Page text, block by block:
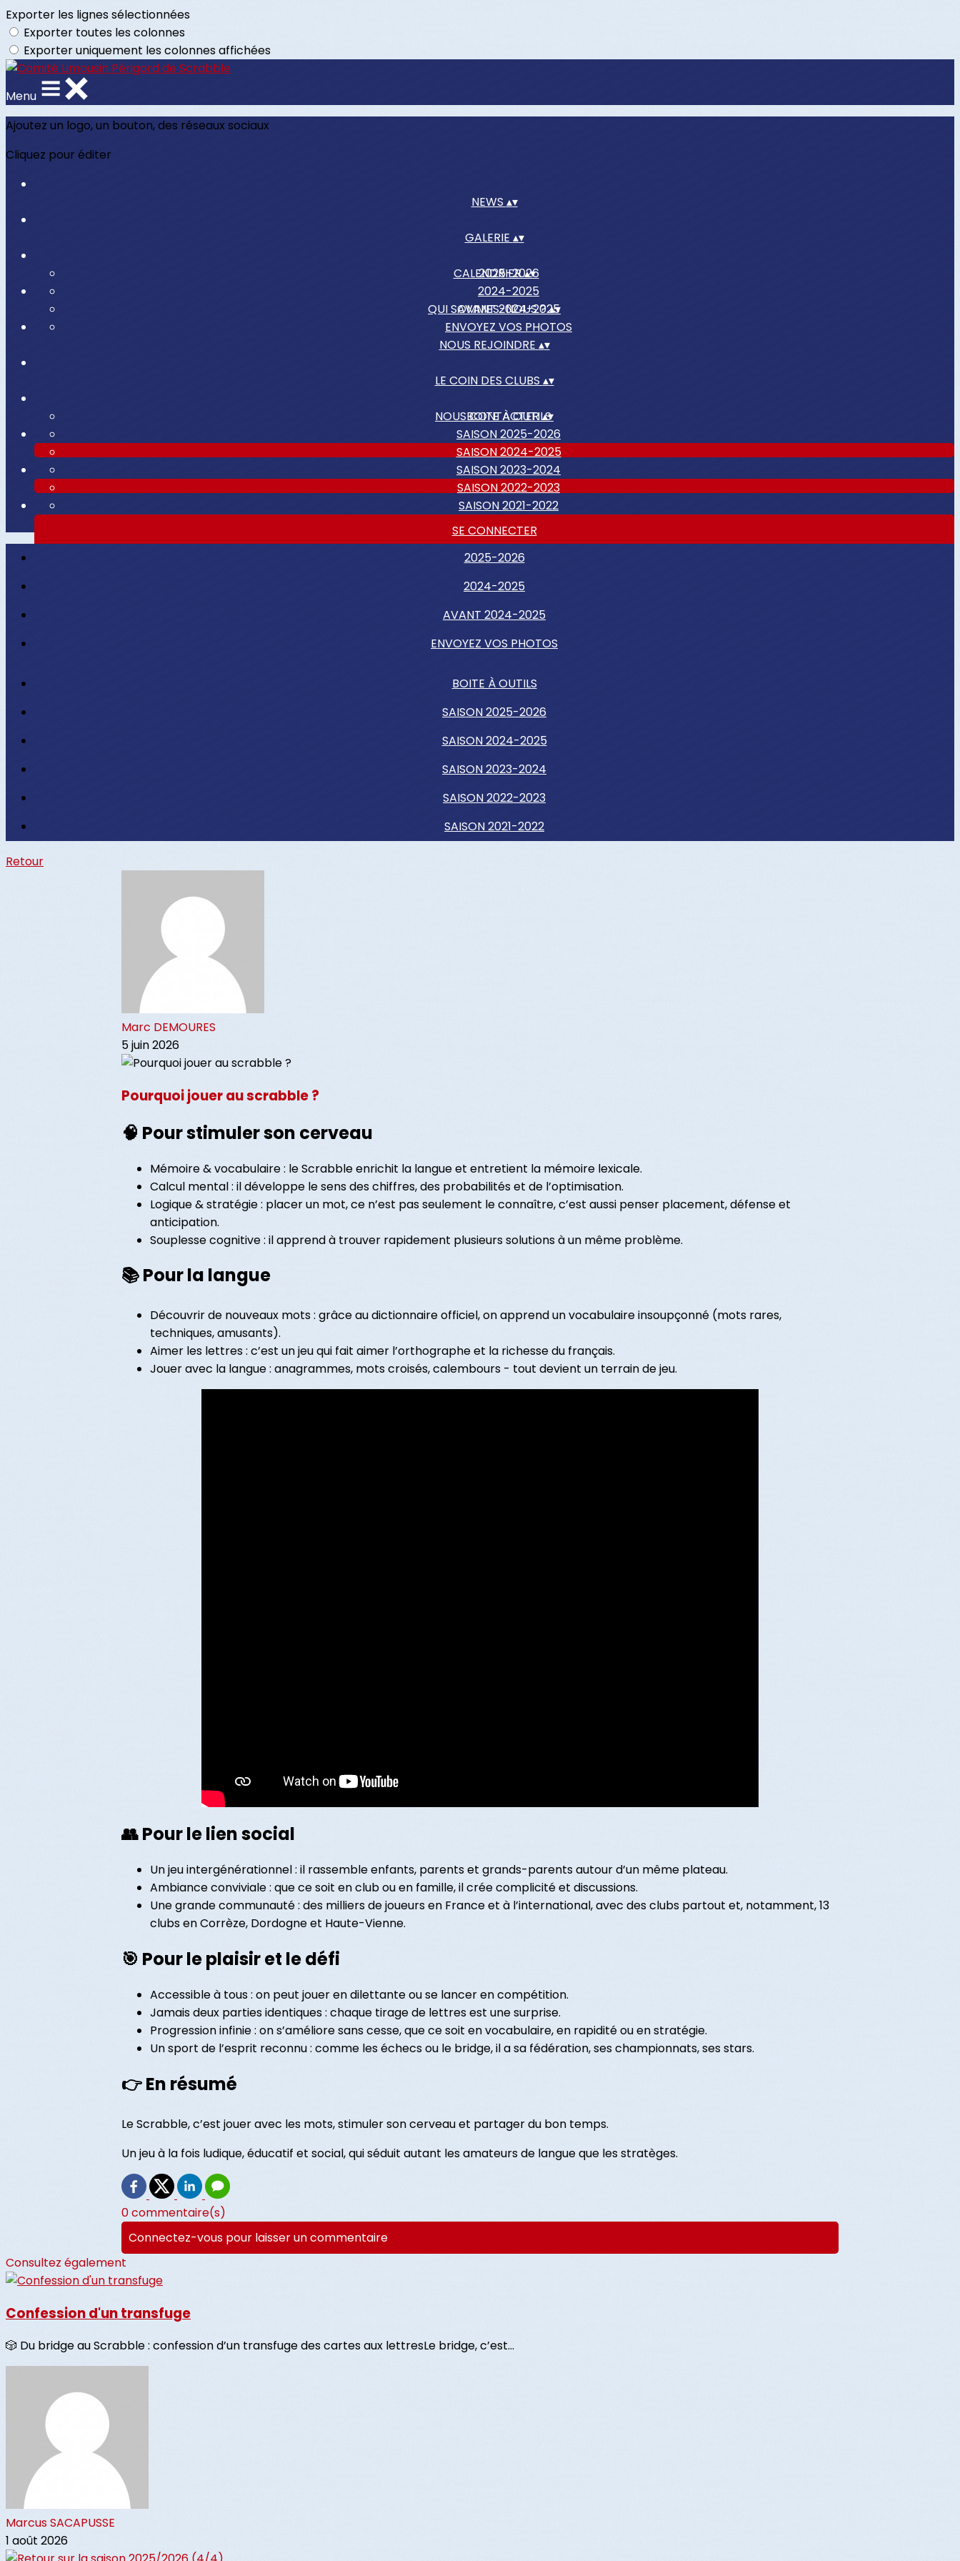
Exporter les lignes sélectionnées
Exporter toutes les colonnes
Exporter uniquement les colonnes affichées
Menu
Ajoutez un logo, un bouton, des réseaux sociaux
Cliquez pour éditer
NEWS ▴▾
GALERIE ▴▾
2025-2026
2024-2025
AVANT 2024-2025
ENVOYEZ VOS PHOTOS
CALENDRIER▴▾
QUI SOMMES-NOUS ?▴▾
NOUS REJOINDRE ▴▾
LE COIN DES CLUBS ▴▾
BOITE À OUTILS
SAISON 2025-2026
SAISON 2024-2025
SAISON 2023-2024
SAISON 2022-2023
SAISON 2021-2022
NOUS CONTACTER▴▾
SE CONNECTER
2025-2026
2024-2025
AVANT 2024-2025
ENVOYEZ VOS PHOTOS
BOITE À OUTILS
SAISON 2025-2026
SAISON 2024-2025
SAISON 2023-2024
SAISON 2022-2023
SAISON 2021-2022
Retour
Marc DEMOURES
5 juin 2026
Pourquoi jouer au scrabble ?
🧠 Pour stimuler son cerveau
Mémoire & vocabulaire : le Scrabble enrichit la langue et entretient la mémoire lexicale.
Calcul mental : il développe le sens des chiffres, des probabilités et de l’optimisation.
Logique & stratégie : placer un mot, ce n’est pas seulement le connaître, c’est aussi penser placement, défense et
anticipation.
Souplesse cognitive : il apprend à trouver rapidement plusieurs solutions à un même problème.
📚 Pour la langue
Découvrir de nouveaux mots : grâce au dictionnaire officiel, on apprend un vocabulaire insoupçonné (mots rares,
techniques, amusants).
Aimer les lettres : c’est un jeu qui fait aimer l’orthographe et la richesse du français.
Jouer avec la langue : anagrammes, mots croisés, calembours - tout devient un terrain de jeu.
👥 Pour le lien social
Un jeu intergénérationnel : il rassemble enfants, parents et grands-parents autour d’un même plateau.
Ambiance conviviale : que ce soit en club ou en famille, il crée complicité et discussions.
Une grande communauté : des milliers de joueurs en France et à l’international, avec des clubs partout et, notamment, 13
clubs en Corrèze, Dordogne et Haute-Vienne.
🎯 Pour le plaisir et le défi
Accessible à tous : on peut jouer en dilettante ou se lancer en compétition.
Jamais deux parties identiques : chaque tirage de lettres est une surprise.
Progression infinie : on s’améliore sans cesse, que ce soit en vocabulaire, en rapidité ou en stratégie.
Un sport de l’esprit reconnu : comme les échecs ou le bridge, il a sa fédération, ses championnats, ses stars.
👉 En résumé
Le Scrabble, c’est jouer avec les mots, stimuler son cerveau et partager du bon temps.
Un jeu à la fois ludique, éducatif et social, qui séduit autant les amateurs de langue que les stratèges.
0 commentaire(s)
Connectez-vous pour laisser un commentaire
Consultez également
Confession d'un transfuge
🎲 Du bridge au Scrabble : confession d’un transfuge des cartes aux lettresLe bridge, c’est...
Marcus SACAPUSSE
1 août 2026